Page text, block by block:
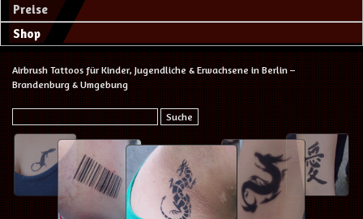
Preise
Shop
Airbrush Tattoos für Kinder, Jugendliche & Erwachsene in Berlin –
Brandenburg & Umgebung
Suche